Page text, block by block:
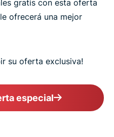
gratis con esta oferta
ofrecerá una mejor
su oferta exclusiva!
especial